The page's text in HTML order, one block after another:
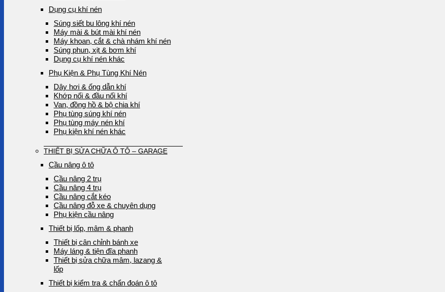
Dụng cụ khí nén
Súng siết bu lông khí nén
Máy mài & bút mài khí nén
Máy khoan, cắt & chà nhám khí nén
Súng phun, xịt & bơm khí
Dụng cụ khí nén khác
Phụ Kiện & Phụ Tùng Khí Nén
Dây hơi & ống dẫn khí
Khớp nối & đầu nối khí
Van, đồng hồ & bộ chia khí
Phụ tùng súng khí nén
Phụ tùng máy nén khí
Phụ kiện khí nén khác
THIẾT BỊ SỬA CHỮA Ô TÔ – GARAGE
Cầu nâng ô tô
Cầu nâng 2 trụ
Cầu nâng 4 trụ
Cầu nâng cắt kéo
Cầu nâng đỗ xe & chuyên dụng
Phụ kiện cầu nâng
Thiết bị lốp, mâm & phanh
Thiết bị cân chỉnh bánh xe
Máy láng & tiện đĩa phanh
Thiết bị sửa chữa mâm, lazang &
lốp
Thiết bị kiểm tra & chẩn đoán ô tô